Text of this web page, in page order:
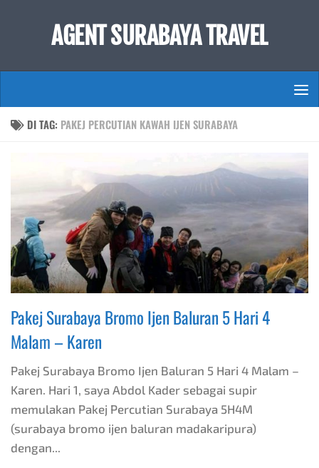
Skip to content
AGENT SURABAYA TRAVEL
DI TAG: PAKEJ PERCUTIAN KAWAH IJEN SURABAYA
Pakej Surabaya Bromo Ijen Baluran 5 Hari 4
Malam – Karen
Pakej Surabaya Bromo Ijen Baluran 5 Hari 4 Malam –
Karen. Hari 1, saya Abdol Kader sebagai supir
memulakan Pakej Percutian Surabaya 5H4M
(surabaya bromo ijen baluran madakaripura)
dengan...